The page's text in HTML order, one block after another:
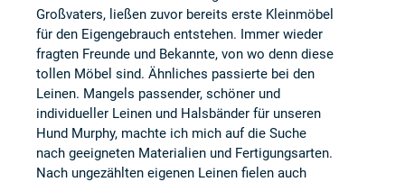
Großvaters, ließen zuvor bereits erste Kleinmöbel
für den Eigengebrauch entstehen. Immer wieder
fragten Freunde und Bekannte, von wo denn diese
tollen Möbel sind. Ähnliches passierte bei den
Leinen. Mangels passender, schöner und
individueller Leinen und Halsbänder für unseren
Hund Murphy, machte ich mich auf die Suche
nach geeigneten Materialien und Fertigungsarten.
Nach ungezählten eigenen Leinen fielen auch